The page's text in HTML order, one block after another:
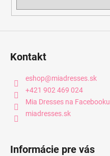
Kontakt
eshop@miadresses.sk
+421 902 469 024
Mia Dresses na Facebooku
miadresses.sk
Informácie pre vás